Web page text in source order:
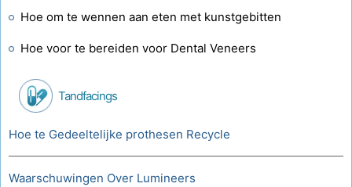
Hoe om te wennen aan eten met kunstgebitten
Hoe voor te bereiden voor Dental Veneers
Tandfacings
Hoe te Gedeeltelijke prothesen Recycle
Waarschuwingen Over Lumineers